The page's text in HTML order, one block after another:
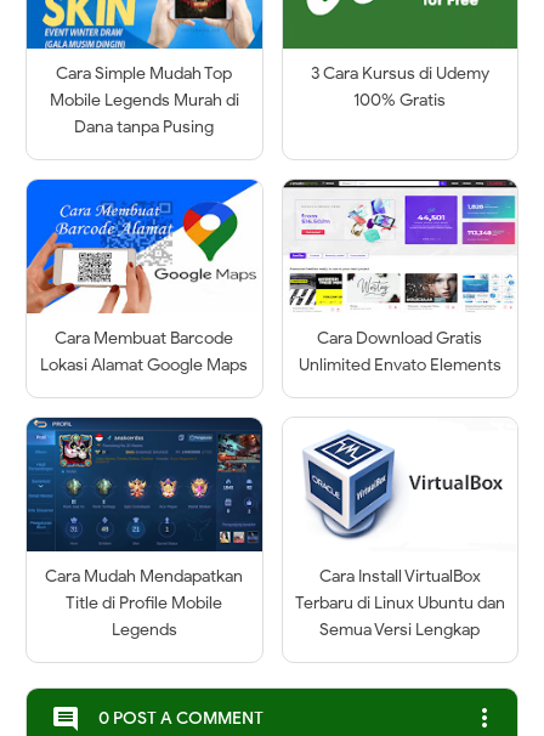
Cara Simple Mudah Top
Mobile Legends Murah di
Dana tanpa Pusing
3 Cara Kursus di Udemy
100% Gratis
Cara Membuat Barcode
Lokasi Alamat Google Maps
Cara Download Gratis
Unlimited Envato Elements
Cara Mudah Mendapatkan
Title di Profile Mobile
Legends
Cara Install VirtualBox
Terbaru di Linux Ubuntu dan
Semua Versi Lengkap
comment 0 POST A COMMENT more_vert